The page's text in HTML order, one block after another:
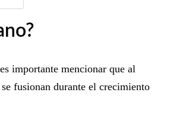
importante mencionar que al
fusionan durante el crecimiento